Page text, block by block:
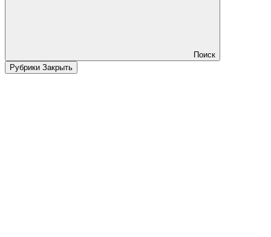
Поиск
Рубрики Закрыть